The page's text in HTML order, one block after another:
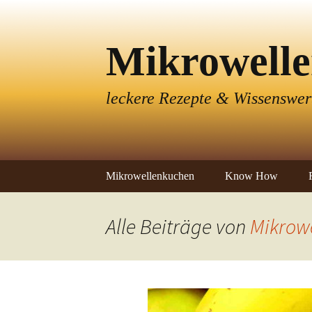
leckere Rezepte &
zum
Inhalt
Mikrowellenkuchen
im Test
Know How
Beilagen / Soßen /
Alle Beiträge von